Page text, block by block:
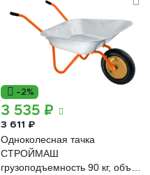
-2%
3 535 ₽
3 611 ₽
Одноколесная тачка
СТРОЙМАШ
грузоподъемность 90 кг, объем